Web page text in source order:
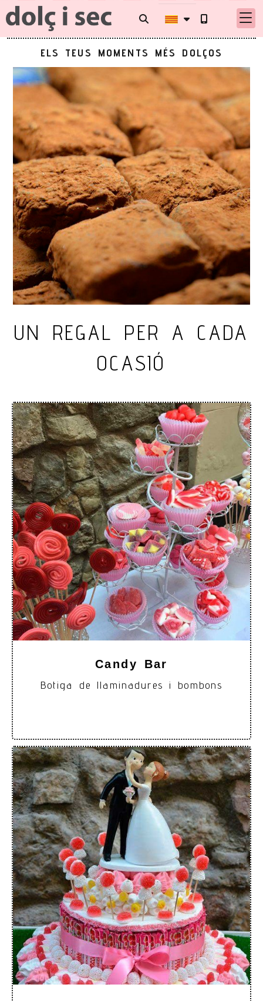
ELS TEUS MOMENTS MÉS DOLÇOS
Regals i llaminadures a
UN REGAL PER A CADA
OCASIÓ
Candy Bar
Botiga de llaminadures i bombons